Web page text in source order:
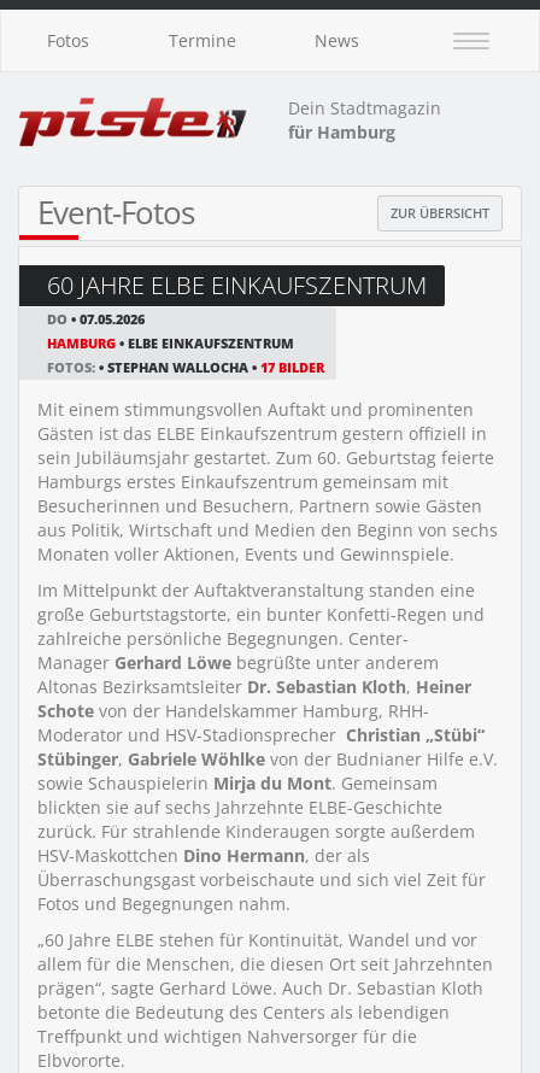
Fotos Termine News
Dein Stadtmagazin
für Hamburg
Event-Fotos ZUR ÜBERSICHT
60 JAHRE ELBE EINKAUFSZENTRUM
DO • 07.05.2026
HAMBURG • ELBE EINKAUFSZENTRUM
FOTOS: • STEPHAN WALLOCHA • 17 BILDER
Mit einem stimmungsvollen Auftakt und prominenten
Gästen ist das ELBE Einkaufszentrum gestern offiziell in
sein Jubiläumsjahr gestartet. Zum 60. Geburtstag feierte
Hamburgs erstes Einkaufszentrum gemeinsam mit
Besucherinnen und Besuchern, Partnern sowie Gästen
aus Politik, Wirtschaft und Medien den Beginn von sechs
Monaten voller Aktionen, Events und Gewinnspiele.
Im Mittelpunkt der Auftaktveranstaltung standen eine
große Geburtstagstorte, ein bunter Konfetti-Regen und
zahlreiche persönliche Begegnungen. Center-
Manager Gerhard Löwe begrüßte unter anderem
Altonas Bezirksamtsleiter Dr. Sebastian Kloth, Heiner
Schote von der Handelskammer Hamburg, RHH-
Moderator und HSV-Stadionsprecher Christian „Stübi“
Stübinger, Gabriele Wöhlke von der Budnianer Hilfe e.V.
sowie Schauspielerin Mirja du Mont. Gemeinsam
blickten sie auf sechs Jahrzehnte ELBE-Geschichte
zurück. Für strahlende Kinderaugen sorgte außerdem
HSV-Maskottchen Dino Hermann, der als
Überraschungsgast vorbeischaute und sich viel Zeit für
Fotos und Begegnungen nahm.
„60 Jahre ELBE stehen für Kontinuität, Wandel und vor
allem für die Menschen, die diesen Ort seit Jahrzehnten
prägen“, sagte Gerhard Löwe. Auch Dr. Sebastian Kloth
betonte die Bedeutung des Centers als lebendigen
Treffpunkt und wichtigen Nahversorger für die
Elbvororte.